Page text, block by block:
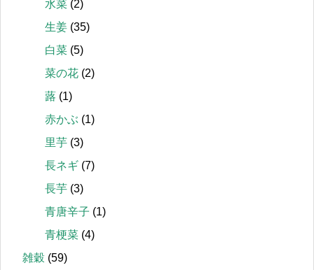
水菜 (2)
生姜 (35)
白菜 (5)
菜の花 (2)
蕗 (1)
赤かぶ (1)
里芋 (3)
長ネギ (7)
長芋 (3)
青唐辛子 (1)
青梗菜 (4)
雑穀 (59)